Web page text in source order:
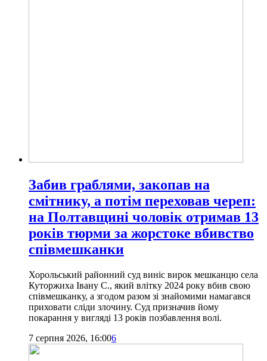
Забив граблями, закопав на
смітнику, а потім переховав череп:
на Полтавщині чоловік отримав 13
років тюрми за жорстоке вбивство
співмешканки
Хорольський районний суд виніс вирок мешканцю села
Куторжиха Івану С., який влітку 2024 року вбив свою
співмешканку, а згодом разом зі знайомими намагався
приховати сліди злочину. Суд призначив йому
покарання у вигляді 13 років позбавлення волі.
7 серпня 2026, 16:006